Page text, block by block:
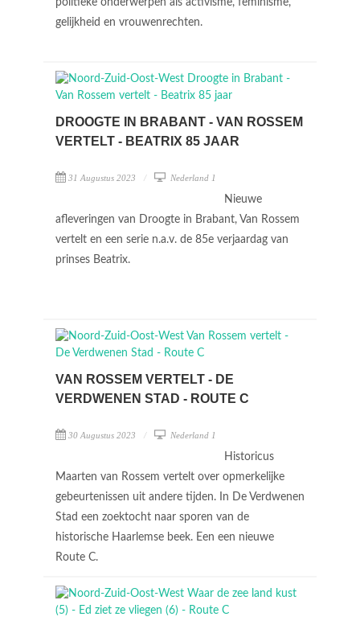
politieke onderwerpen als activisme, feminisme,
gelijkheid en vrouwenrechten.
DROOGTE IN BRABANT - VAN ROSSEM
VERTELT - BEATRIX 85 JAAR
31 Augustus 2023 Nederland 1
Nieuwe
afleveringen van Droogte in Brabant, Van Rossem
vertelt en een serie n.a.v. de 85e verjaardag van
prinses Beatrix.
VAN ROSSEM VERTELT - DE
VERDWENEN STAD - ROUTE C
30 Augustus 2023 Nederland 1
Historicus
Maarten van Rossem vertelt over opmerkelijke
gebeurtenissen uit andere tijden. In De Verdwenen
Stad een zoektocht naar sporen van de
historische Haarlemse beek. Een een nieuwe
Route C.